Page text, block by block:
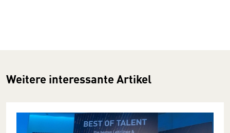
Weitere interessante Artikel